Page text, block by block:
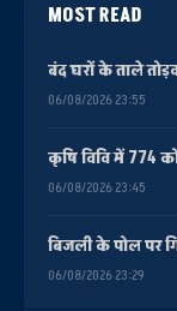
MOST READ
बंद घरों के ताले
06/08/2026 23:55
कृषि विवि में 774
06/08/2026 23:45
बिजली के पोल पर
06/08/2026 23:29